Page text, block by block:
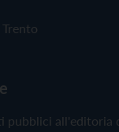
pubblici all'editoria